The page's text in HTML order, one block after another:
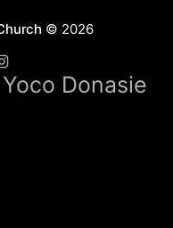
© 2026
Yoco Donasie